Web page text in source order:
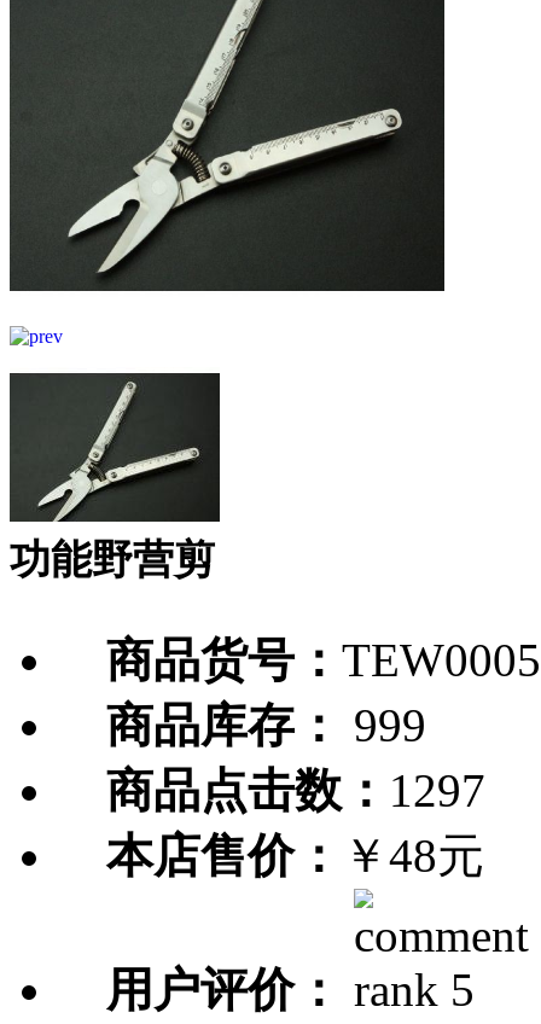
功能野营剪
商品货号：
商品库存：
999
商品点击数： 1297
本店售价： ￥48元
用户评价：